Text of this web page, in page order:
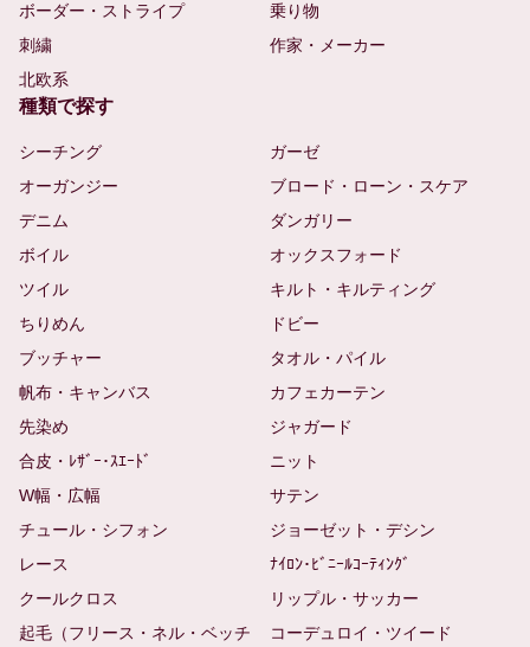
ボーダー・ストライプ
乗り物
刺繍
作家・メーカー
北欧系
種類で探す
シーチング
ガーゼ
オーガンジー
ブロード・ローン・スケア
デニム
ダンガリー
ボイル
オックスフォード
ツイル
キルト・キルティング
ちりめん
ドビー
ブッチャー
タオル・パイル
帆布・キャンバス
カフェカーテン
先染め
ジャガード
合皮・ﾚｻﾞｰ･ｽｴｰﾄﾞ
ニット
W幅・広幅
サテン
チュール・シフォン
ジョーゼット・デシン
レース
ﾅｲﾛﾝ･ﾋﾞﾆｰﾙｺｰﾃｨﾝｸﾞ
クールクロス
リップル・サッカー
起毛（フリース・ネル・ベッチ
コーデュロイ・ツイード